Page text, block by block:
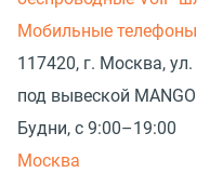
Мобильные телефоны
117420, г. Москва,
под вывеской MANGO
Будни, с 9:00–19:00
Москва